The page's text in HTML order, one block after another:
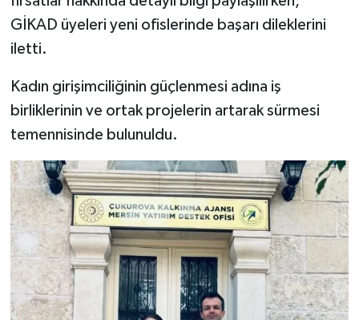
GİKAD üyeleri yeni ofislerinde başarı dileklerini
iletti.
Kadın girişimciliğinin güçlenmesi adına iş
birliklerinin ve ortak projelerin artarak sürmesi
temennisinde bulunuldu.